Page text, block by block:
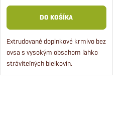
DO KOŠÍKA
Extrudované doplnkové krmivo bez
ovsa s vysokým obsahom ľahko
stráviteľných bielkovín.